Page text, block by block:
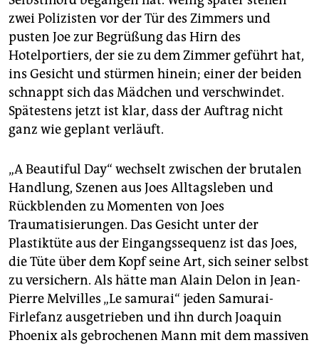
zwei Poli­zisten vor der Tür des Zimmers und
pusten Joe zur Begrüßung das Hirn des
Hotelportiers, der sie zu dem Zimmer geführt hat,
ins Gesicht und stürmen hinein; einer der beiden
schnappt sich das Mädchen und verschwindet.
Spätestens jetzt ist klar, dass der Auftrag nicht
ganz wie geplant verläuft.
„A Beautiful Day“ wechselt zwischen der brutalen
Handlung, Szenen aus Joes Alltagsleben und
Rückblenden zu Momenten von Joes
Traumatisierungen. Das Gesicht unter der
Plastiktüte aus der Eingangssequenz ist das Joes,
die Tüte über dem Kopf seine Art, sich seiner selbst
zu versichern. Als hätte man Alain Delon in Jean-
Pierre Melvilles „Le samurai“ jeden Samurai-
Firlefanz ausgetrieben und ihn durch Joaquin
Phoenix als gebrochenen Mann mit dem massiven